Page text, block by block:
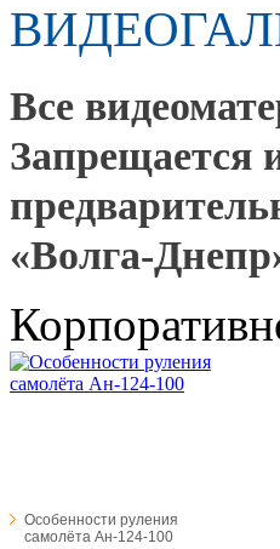
Все
Запрещается
«Волга-
Особенности руления
самолёта Ан-124-100